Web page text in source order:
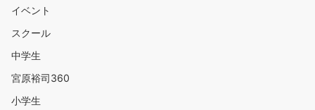
イベント
スクール
中学生
宮原裕司360
小学生